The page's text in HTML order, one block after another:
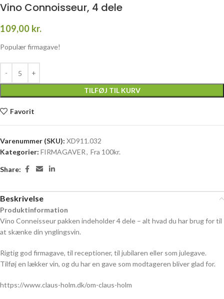
Vino Connoisseur, 4 dele
109,00 kr.
Populær firmagave!
TILFØJ TIL KURV
Favorit
Varenummer (SKU): XD911.032
Kategorier: FIRMAGAVER, Fra 100kr.
Share:
Beskrivelse
Produktinformation
Vino Conneisseur pakken indeholder 4 dele – alt hvad du har brug for til
at skænke din ynglingsvin.
Rigtig god firmagave, til receptioner, til jubilaren eller som julegave.
Tilføj en lækker vin, og du har en gave som modtageren bliver glad for.
https://www.claus-holm.dk/om-claus-holm